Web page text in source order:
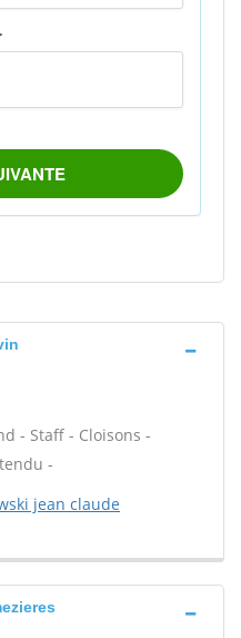
- Staff - Cloisons -
-
jean claude